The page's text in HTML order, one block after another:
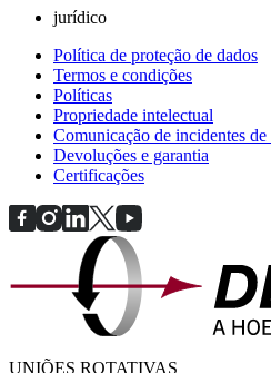
jurídico
Política de proteção de dados
Termos e condições
Políticas
Propriedade intelectual
Comunicação de incidentes
Devoluções e garantia
Certificações
UNIÕES ROTATIVAS